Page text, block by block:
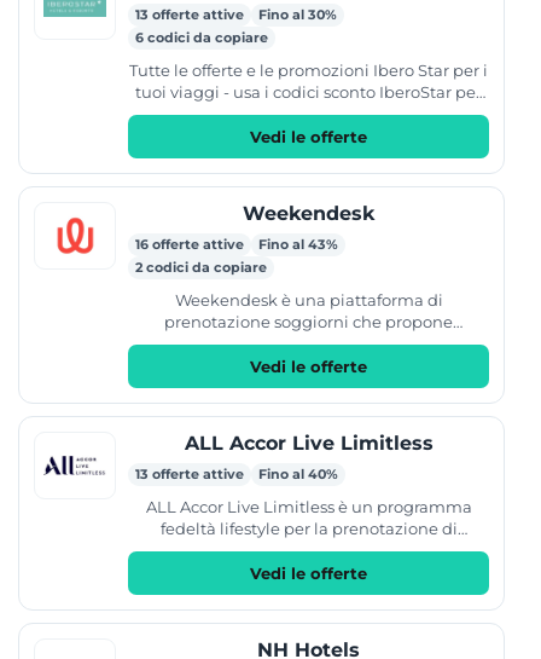
13 offerte attive
Fino al 30%
6 codici da copiare
Tutte le offerte e le promozioni Ibero Star per i
tuoi viaggi - usa i codici sconto IberoStar per
un extra risparmio sulle tue prenotazioni
Vedi le offerte
Weekendesk
16 offerte attive
Fino al 43%
2 codici da copiare
Weekendesk è una piattaforma di
prenotazione soggiorni che propone
weekend in Italia e in Europa, tra cui Francia,
Spagna e Belgio. Il catalogo...
Vedi le offerte
ALL Accor Live Limitless
13 offerte attive Fino al 40%
ALL Accor Live Limitless è un programma
fedeltà lifestyle per la prenotazione di
soggiorni in hotel e resort. Il servizio permette
di accedere a...
Vedi le offerte
NH Hotels